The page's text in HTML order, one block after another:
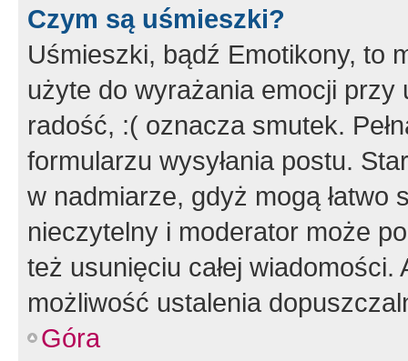
Czym są uśmieszki?
Uśmieszki, bądź Emotikony, to
użyte do wyrażania emocji
radość, :( oznacza smutek.
formularzu wysyłania postu.
w nadmiarze, gdyż mogą
nieczytelny i moderator może
też usunięciu całej
możliwość ustalenia
Góra